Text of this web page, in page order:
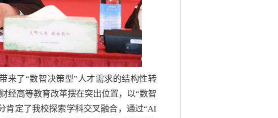
来了“数智决策型”人才需求的结构性转
经高等教育改革摆在突出位置，以“数智
肯定了我校探索学科交叉融合，通过“AI